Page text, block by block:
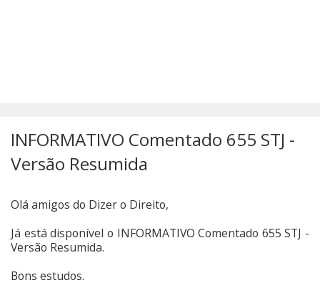
INFORMATIVO Comentado 655 STJ -
Versão Resumida
Olá amigos do Dizer o Direito,
Já está disponível o INFORMATIVO Comentado 655 STJ -
Versão Resumida.
Bons estudos.